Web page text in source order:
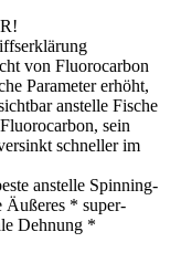
von Fluorocarbon
Parameter erhöht,
anstelle Fische
sein
schneller im
anstelle Spinning-
* super-
Dehnung *